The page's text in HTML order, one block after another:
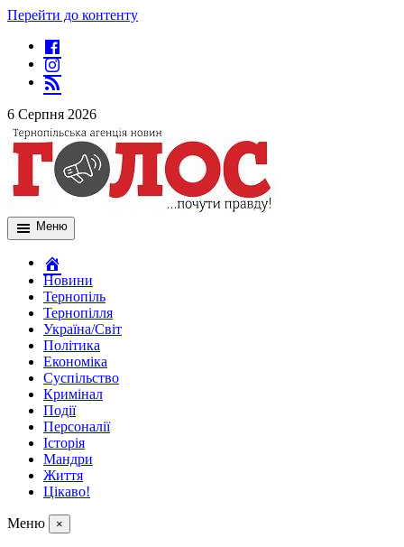
Перейти до контенту
6 Серпня 2026
Меню
Новини
Тернопіль
Тернопілля
Україна/Світ
Політика
Економіка
Суспільство
Кримінал
Події
Персоналії
Історія
Мандри
Життя
Цікаво!
Меню ×